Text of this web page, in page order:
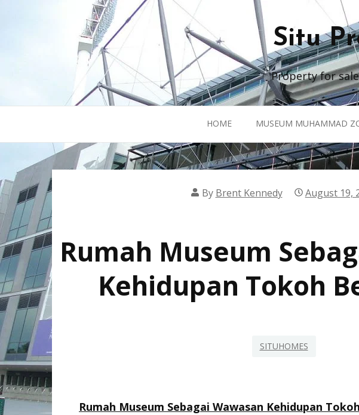
Situ
Property for
HOME MUSEUM MUHAMMAD
By Brent Kennedy August 19,
Rumah Museum
Kehidupan Tokoh
SITUHOMES
Rumah Museum Sebagai Wawasan Kehidupan